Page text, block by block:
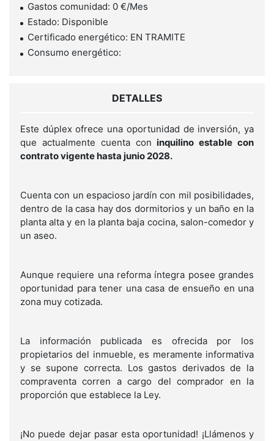
Gastos comunidad: 0 €/Mes
Estado: Disponible
Certificado energético: EN TRAMITE
Consumo energético:
DETALLES
Este dúplex ofrece una oportunidad de inversión, ya
que actualmente cuenta con inquilino estable con
contrato vigente hasta junio 2028.
Cuenta con un espacioso jardín con mil posibilidades,
dentro de la casa hay dos dormitorios y un baño en la
planta alta y en la planta baja cocina, salon-comedor y
un aseo.
Aunque requiere una reforma íntegra posee grandes
oportunidad para tener una casa de ensueño en una
zona muy cotizada.
La información publicada es ofrecida por los
propietarios del inmueble, es meramente informativa
y se supone correcta. Los gastos derivados de la
compraventa corren a cargo del comprador en la
proporción que establece la Ley.
¡No puede dejar pasar esta oportunidad! ¡Llámenos y